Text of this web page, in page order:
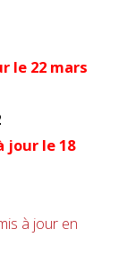
le 22 mars
jour le 18
à jour en